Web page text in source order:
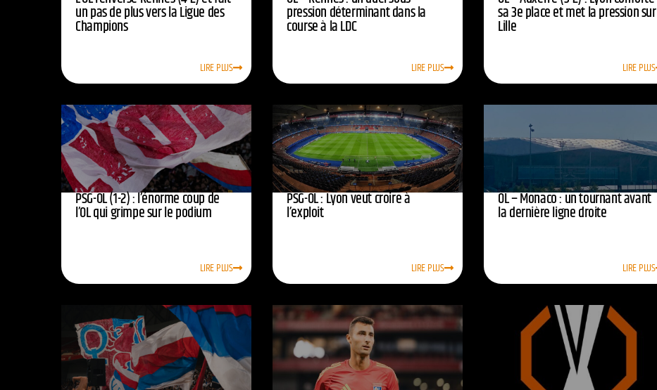
un pas de plus vers la Ligue des
Champions
LIRE PLUS
pression déterminant dans la
course à la LDC
LIRE PLUS
sa 3e place et met la pression sur
Lille
LIRE PLUS
PSG-OL (1-2) : l’énorme coup de
l’OL qui grimpe sur le podium
LIRE PLUS
PSG-OL : Lyon veut croire à
l’exploit
LIRE PLUS
OL – Monaco : un tournant avant
la dernière ligne droite
LIRE PLUS